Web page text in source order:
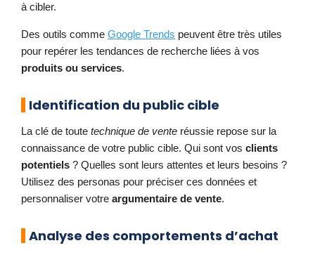
à cibler.
Des outils comme Google Trends peuvent être très utiles
pour repérer les tendances de recherche liées à vos
produits ou services.
Identification du public cible
La clé de toute technique de vente réussie repose sur la
connaissance de votre public cible. Qui sont vos clients
potentiels ? Quelles sont leurs attentes et leurs besoins ?
Utilisez des personas pour préciser ces données et
personnaliser votre argumentaire de vente.
Analyse des comportements d’achat